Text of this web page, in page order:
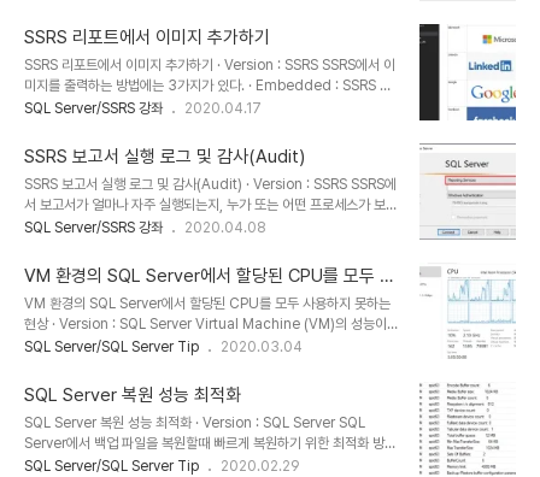
로 직접 백업을 할 수 있게 되었다. 기존 SQL Server 2019의 경우
Microsoft Azure 저장소만 가능 하였다. SQL Server 2022 부터
도입된 S3 REST API는 SQL Server에서 AWS S3 직접 백업, 복
원을 할 수 있어, 백업 후 이동에 따른 프로세스 단축 및 대용량 백업을
진행할 경우에도 로컬 공간이 부족하여도 백업을 진행할 수 있게 되었
SSRS 리포트에서 이미지 추가하기
SSRS 리포트에서 이미지 추가하기 · Version : SSRS SSRS에서 이
미지를 출력하는 방법에는 3가지가 있다. · Embedded : SSRS 서
버에 있는 이미지로 리포트에 표시 · Database : 데이터베이스에 저
트에서는 외부 URL 의 이미지를 출력하는 방법에 대해서 살펴본다.
외부 URL의 이미지를 표시하기 위해서는 이미지 주소를 포함하고 있
는 데이터셋이 필요하다. 필자의 경우 검색 사이트에서 검색한 로고 이
미지의 주소를 사용하여 실습용 데이터셋을 만들었다. select
'Microsoft' as Name, 'https://cdn.arstechnica.net/wp-
SQL Server/SSRS 강좌 2020.04.17
SSRS 보고서 실행 로그 및 감사(Audit)
SSRS 보고서 실행 로그 및 감사(Audit) · Version : SSRS SSRS에
서 보고서가 얼마나 자주 실행되는지, 누가 또는 어떤 프로세스가 보고
서를 실행하는지, 실행하는데 걸리는 시간, 보고서 매개변수에 대한 통
Execution Logging 기능을 사용하여 해당 정보를 얻을 수 있다.
로깅 작동 방식은, Reporting Services 서버에서 로깅 기능을 활성
화 하여 사용할 수 있다. 로깅이 활성화 되면 ReportServer 데이터
베이스의 dbo.ExectionLogStorage 테이블에 행위가 기록 된다.
감사 데이터에 액세스하려면 ReportServer 데이터베이스의
SQL Server/SSRS 강좌 2020.04.08
VM 환경의 SQL Server에서 할당된 CPU를 모두 사
용하지 못하는 현상
VM 환경의 SQL Server에서 할당된 CPU를 모두 사용하지 못하는
현상 · Version : SQL Server Virtual Machine (VM)의 성능이
향상됨에 따라 많은 시스템들이 Physical 서버에서 VM 머신으로 마
으로 마이그레이션 후 SQL Server에서 할당된 CPU를 모두 사용하
지 못하는 성능 문제에 대해서 다룬다. Host Server OS Windows
Server 2019 Standard CPU 2 socket (64 Core) RAM
128GB VM Server OS Windows Server 2019 Standard
SQL Server SQL Server 2016 Standard CPU 8 Cor..
SQL Server/SQL Server Tip 2020.03.04
SQL Server 복원 성능 최적화
SQL Server 복원 성능 최적화 · Version : SQL Server SQL
Server에서 백업 파일을 복원할때 빠르게 복원하기 위한 최적화 방법
을 소개한다. 이 방법을 사용한다고 해서 무조건 빠르게 복원되지는 않
SQL Server/SQL Server Tip 2020.02.29